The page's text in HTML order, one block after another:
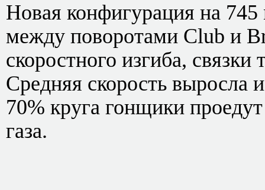
Новая конфигурация на 745
между поворотами Club и
скоростного изгиба,
Средняя скорость выросла
70% круга гонщики
газа.